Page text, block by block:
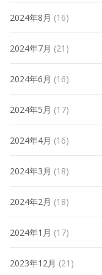
2024年8月 (16)
2024年7月 (21)
2024年6月 (16)
2024年5月 (17)
2024年4月 (16)
2024年3月 (18)
2024年2月 (18)
2024年1月 (17)
2023年12月 (21)